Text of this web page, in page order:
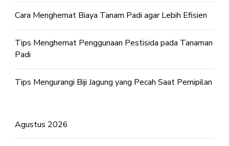
Cara Menghemat Biaya Tanam Padi agar Lebih Efisien
Tips Menghemat Penggunaan Pestisida pada Tanaman
Padi
Tips Mengurangi Biji Jagung yang Pecah Saat Pemipilan
Agustus 2026